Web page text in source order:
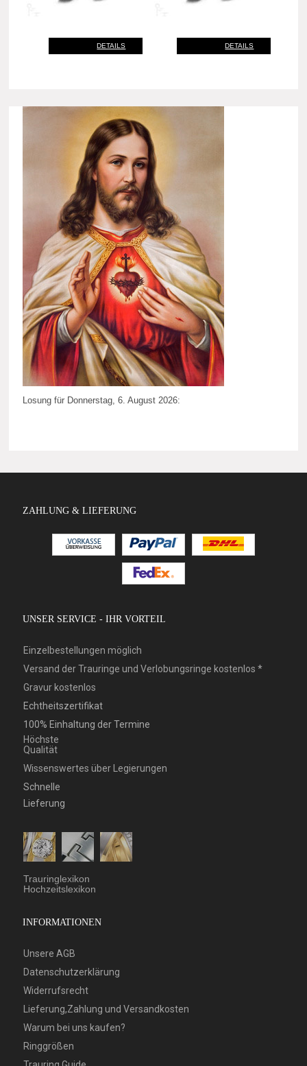
DETAILS DETAILS
Losung für Donnerstag, 6. August 2026:
ZAHLUNG & LIEFERUNG
UNSER SERVICE - IHR VORTEIL
Einzelbestellungen möglich
Versand der Trauringe und Verlobungsringe kostenlos *
Gravur kostenlos
Echtheitszertifikat
100% Einhaltung der Termine
Höchste
Qualität
Wissenswertes über Legierungen
Schnelle
Lieferung
Trauringlexikon
Hochzeitslexikon
INFORMATIONEN
Unsere AGB
Datenschutzerklärung
Widerrufsrecht
Lieferung,Zahlung und Versandkosten
Warum bei uns kaufen?
Ringgrößen